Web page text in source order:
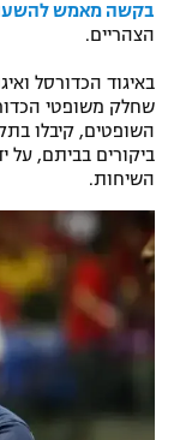
תנאי שימוש
מדיניות פרטיות
תקנון פעילות
רשיון להקרנה
הצטרפות
לוח דרושים –
גיימינג E-Sports
בקשה מאמש
הצהריים.
באיגוד הכדורסל
שחלק משופטי
השופטים, קיבלו
ביקורים בביתם, על
השיחות.